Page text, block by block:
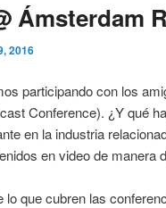
Ámsterdam
2016
participando con los
Conference). ¿Y qué
en la industria
en video de manera
lo que cubren las